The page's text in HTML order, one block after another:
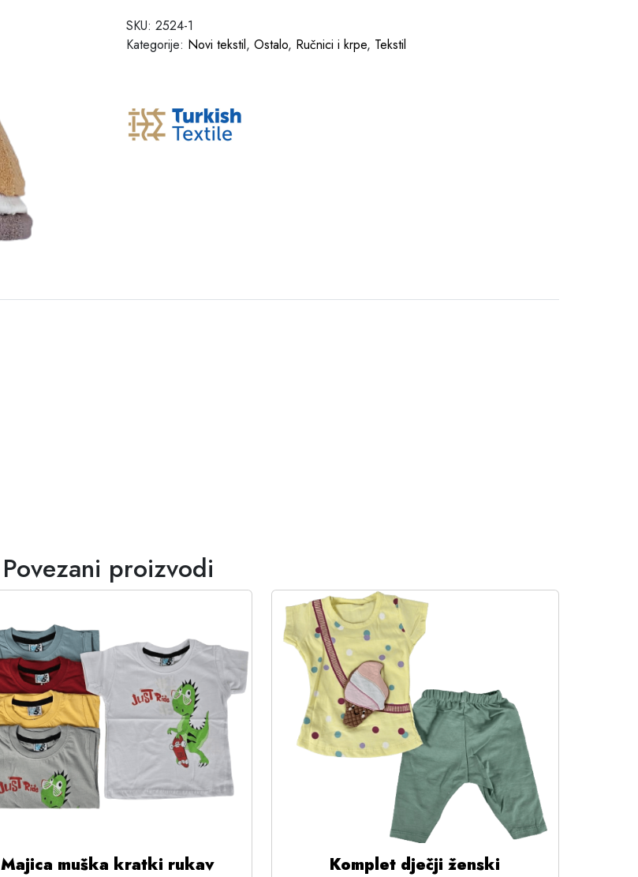
SKU: 2524-1
Kategorije: Novi tekstil, Ostalo, Ručnici i krpe, Tekstil
Povezani proizvodi
Majica muška kratki rukav Komplet dječji ženski